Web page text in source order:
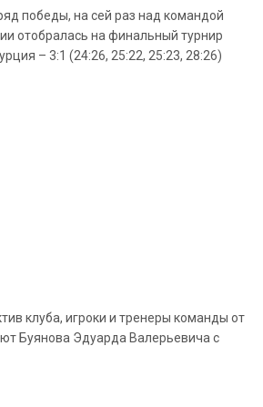
победы, на сей раз над командой
отобралась на финальный турнир
– 3:1 (24:26, 25:22, 25:23, 28:26)
клуба, игроки и тренеры команды от
Буянова Эдуарда Валерьевича с